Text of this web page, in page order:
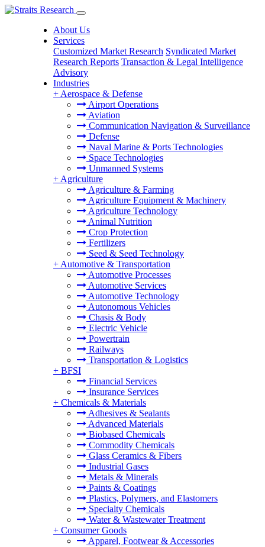
About Us
Services
Customized Market Research Syndicated Market
Research Reports Transaction & Legal Intelligence
Advisory
Industries
+ Aerospace & Defense
Airport Operations
Aviation
Communication Navigation & Surveillance
Defense
Naval Marine & Ports Technologies
Space Technologies
Unmanned Systems
+ Agriculture
Agriculture & Farming
Agriculture Equipment & Machinery
Agriculture Technology
Animal Nutrition
Crop Protection
Fertilizers
Seed & Seed Technology
+ Automotive & Transportation
Automotive Processes
Automotive Services
Automotive Technology
Autonomous Vehicles
Chasis & Body
Electric Vehicle
Powertrain
Railways
Transportation & Logistics
+ BFSI
Financial Services
Insurance Services
+ Chemicals & Materials
Adhesives & Sealants
Advanced Materials
Biobased Chemicals
Commodity Chemicals
Glass Ceramics & Fibers
Industrial Gases
Metals & Minerals
Paints & Coatings
Plastics, Polymers, and Elastomers
Specialty Chemicals
Water & Wastewater Treatment
+ Consumer Goods
Apparel, Footwear & Accessories